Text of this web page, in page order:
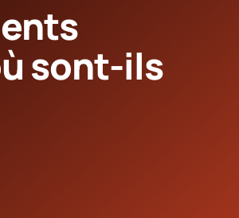
sont-ils